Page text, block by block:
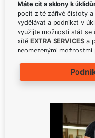
Máte cit a sklony k
pocit z té zářivé čistoty a
vydělávat a podnikat v
využijte možnosti stát se
sítě EXTRA SERVICES a
neomezenými možnostmi